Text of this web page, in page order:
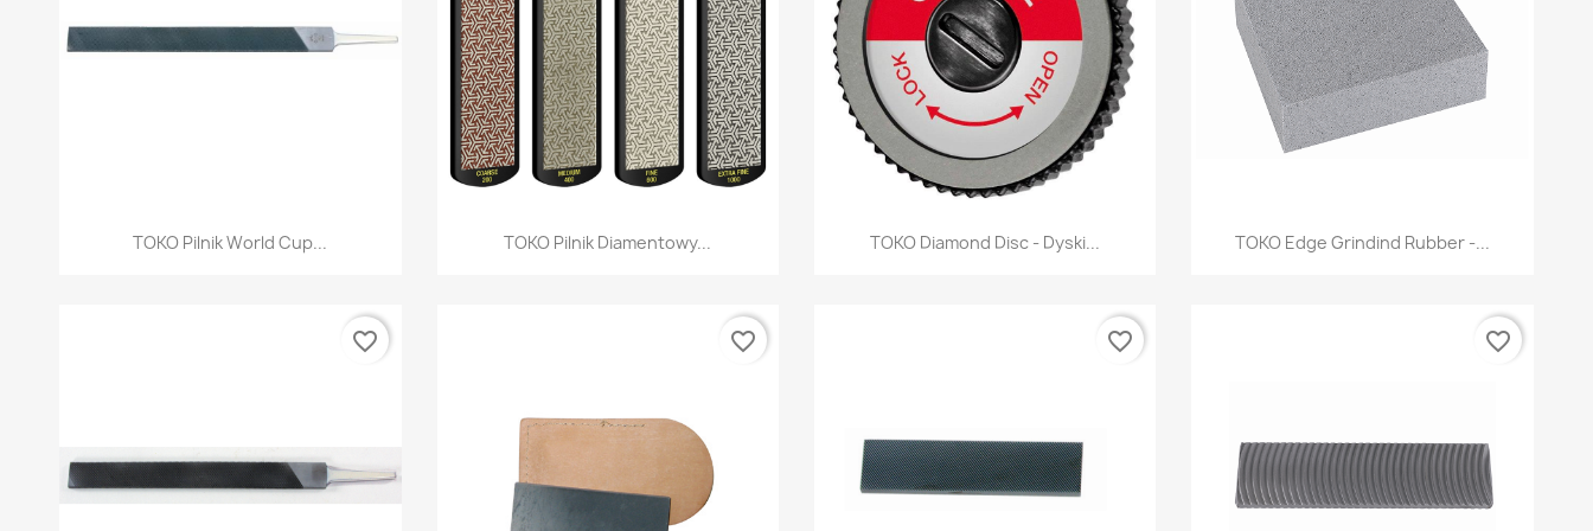
Szybki podgląd
TOKO Pilnik World Cup... Szybki podgląd
TOKO Pilnik Diamentowy... Szybki podgląd
TOKO Diamond Disc - Dyski... Szybki podgląd
TOKO Edge Grindind Rubber -...
favorite_border favorite_border favorite_border favorite_border